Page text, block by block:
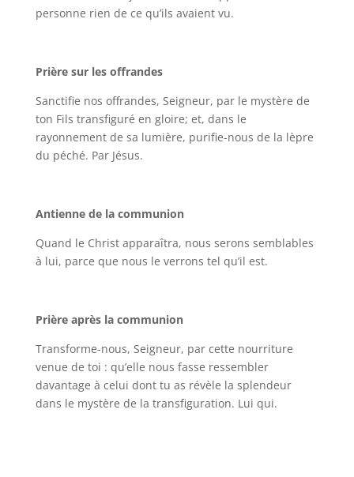
personne rien de ce qu’ils avaient vu.
Prière sur les offrandes
Sanctifie nos offrandes, Seigneur, par le mystère de
ton Fils transfiguré en gloire; et, dans le
rayonnement de sa lumière, purifie-nous de la lèpre
du péché. Par Jésus.
Antienne de la communion
Quand le Christ apparaîtra, nous serons semblables
à lui, parce que nous le verrons tel qu’il est.
Prière après la communion
Transforme-nous, Seigneur, par cette nourriture
venue de toi : qu’elle nous fasse ressembler
davantage à celui dont tu as révèle la splendeur
dans le mystère de la transfiguration. Lui qui.